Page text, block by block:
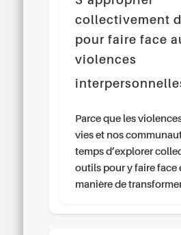
collectivement
pour faire face
violences
Parce que les
vies et nos
temps d’explorer
outils pour y faire face
manière de